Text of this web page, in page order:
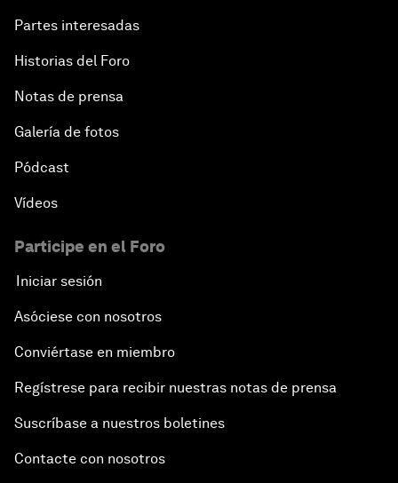
Partes interesadas
Historias del Foro
Notas de prensa
Galería de fotos
Pódcast
Vídeos
Participe en el Foro
Iniciar sesión
Asóciese con nosotros
Conviértase en miembro
Regístrese para recibir nuestras notas de prensa
Suscríbase a nuestros boletines
Contacte con nosotros